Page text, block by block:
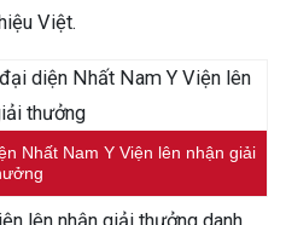
Việt.
Nhất Nam Y Viện lên nhận giải